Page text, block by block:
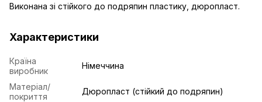
Виконана зі стійкого до подряпин пластику, дюропласт.
Характеристики
Країна
виробник
Німеччина
Матеріал/
покриття
Дюропласт (стійкий до подряпин)